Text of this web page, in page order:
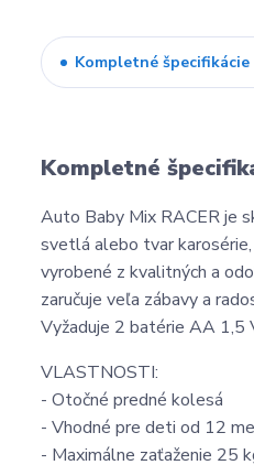
Kompletné špecifikácie
Kompletné
Auto Baby Mix RACER je
svetlá alebo tvar karosérie,
vyrobené z kvalitných a
zaručuje veľa zábavy a
Vyžaduje 2 batérie AA 1,5
VLASTNOSTI:
- Otočné predné kolesá
- Vhodné pre deti od 12
- Maximálne zaťaženie 25